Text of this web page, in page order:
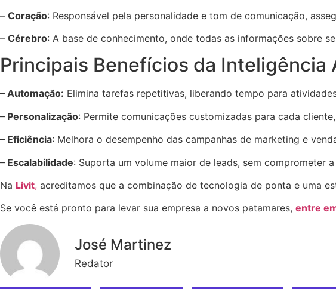
– Coração: Responsável pela personalidade e tom de comunicação,
– Cérebro: A base de conhecimento, onde todas as informações sobre
Principais Benefícios da Inteligência
– Automação: Elimina tarefas repetitivas, liberando tempo para
– Personalização: Permite comunicações customizadas para cada
– Eficiência: Melhora o desempenho das campanhas de marketing e
– Escalabilidade: Suporta um volume maior de leads, sem comprometer
Na Livit, acreditamos que a combinação de tecnologia de ponta e uma
Se você está pronto para levar sua empresa a novos patamares, entre
José Martinez
Redator